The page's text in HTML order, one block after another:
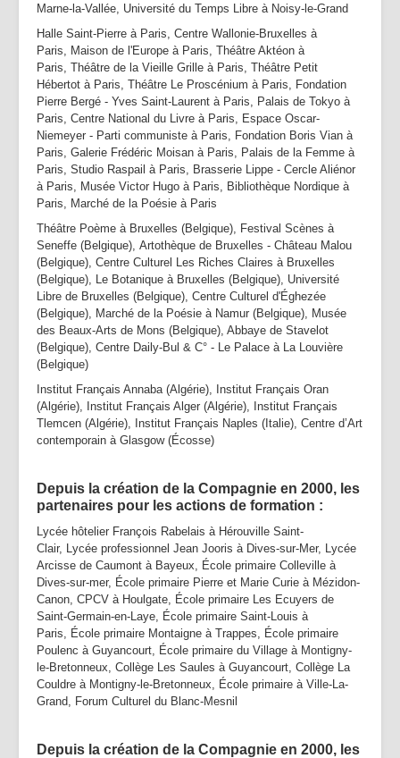
Marne-la-Vallée, Université du Temps Libre à Noisy-le-Grand
Halle Saint-Pierre à Paris, Centre Wallonie-Bruxelles à
Paris, Maison de l'Europe à Paris, Théâtre Aktéon à
Paris, Théâtre de la Vieille Grille à Paris, Théâtre Petit
Hébertot à Paris, Théâtre Le Proscénium à Paris, Fondation
Pierre Bergé - Yves Saint-Laurent à Paris, Palais de Tokyo à
Paris, Centre National du Livre à Paris, Espace Oscar-
Niemeyer - Parti communiste à Paris, Fondation Boris Vian à
Paris, Galerie Frédéric Moisan à Paris, Palais de la Femme à
Paris, Studio Raspail à Paris, Brasserie Lippe - Cercle Aliénor
à Paris, Musée Victor Hugo à Paris, Bibliothèque Nordique à
Paris, Marché de la Poésie à Paris
Théâtre Poème à Bruxelles (Belgique), Festival Scènes à
Seneffe (Belgique), Artothèque de Bruxelles - Château Malou
(Belgique), Centre Culturel Les Riches Claires à Bruxelles
(Belgique), Le Botanique à Bruxelles (Belgique), Université
Libre de Bruxelles (Belgique), Centre Culturel d'Éghezée
(Belgique), Marché de la Poésie à Namur (Belgique), Musée
des Beaux-Arts de Mons (Belgique), Abbaye de Stavelot
(Belgique), Centre Daily-Bul & C° - Le Palace à La Louvière
(Belgique)
Institut Français Annaba (Algérie), Institut Français Oran
(Algérie), Institut Français Alger (Algérie), Institut Français
Tlemcen (Algérie), Institut Français Naples (Italie), Centre d’Art
contemporain à Glasgow (Écosse)
Depuis la création de la Compagnie en 2000, les
partenaires pour les actions de formation :
Lycée hôtelier François Rabelais à Hérouville Saint-
Clair, Lycée professionnel Jean Jooris à Dives-sur-Mer, Lycée
Arcisse de Caumont à Bayeux, École primaire Colleville à
Dives-sur-mer, École primaire Pierre et Marie Curie à Mézidon-
Canon, CPCV à Houlgate, École primaire Les Ecuyers de
Saint-Germain-en-Laye, École primaire Saint-Louis à
Paris, École primaire Montaigne à Trappes, École primaire
Poulenc à Guyancourt, École primaire du Village à Montigny-
le-Bretonneux, Collège Les Saules à Guyancourt, Collège La
Couldre à Montigny-le-Bretonneux, École primaire à Ville-La-
Grand, Forum Culturel du Blanc-Mesnil
Depuis la création de la Compagnie en 2000, les